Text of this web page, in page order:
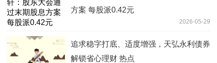
方案 每股派0.42元
2026-05-29
追求稳字打底、适度增强，天弘永利债券
解锁省心理财 热点